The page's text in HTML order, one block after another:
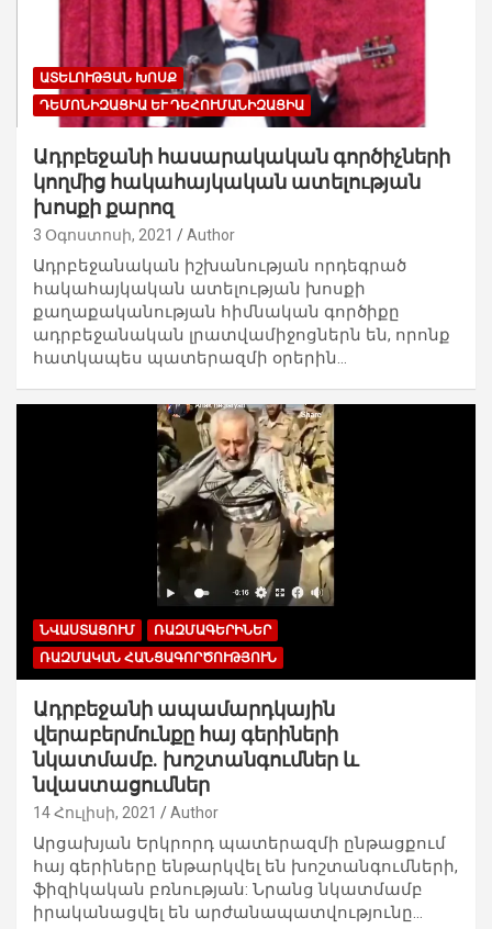
ԱՏԵԼՈՒԹՅԱՆ ԽՈՍՔ
ԴԵՄՈՆԻԶԱՑԻԱ ԵՒ ԴԵՀՈՒՄԱՆԻԶԱՑԻԱ
Ադրբեջանի հասարակական գործիչների
կողմից հակահայկական ատելության
խոսքի քարոզ
3 Օգոստոսի, 2021 Author
Ադրբեջանական իշխանության որդեգրած
հակահայկական ատելության խոսքի
քաղաքականության հիմնական գործիքը
ադրբեջանական լրատվամիջոցներն են, որոնք
հատկապես պատերազմի օրերին…
ՆՎԱՍՏԱՑՈՒՄ
ՌԱԶՄԱԳԵՐԻՆԵՐ
ՌԱԶՄԱԿԱՆ ՀԱՆՑԱԳՈՐԾՈՒԹՅՈՒՆ
Ադրբեջանի ապամարդկային
վերաբերմունքը հայ գերիների
նկատմամբ. խոշտանգումներ և
նվաստացումներ
14 Հուլիսի, 2021 Author
Արցախյան Երկրորդ պատերազմի ընթացքում
հայ գերիները ենթարկվել են խոշտանգումների,
ֆիզիկական բռնության: Նրանց նկատմամբ
իրականացվել են արժանապատվությունը…